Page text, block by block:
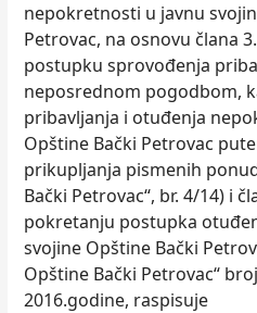
nepokretnosti u javnu
Petrovac, na osnovu člana
postupku sprovođenja
neposrednom pogodbom,
pribavlјanja i otuđenja
Opštine Bački Petrovac
prikuplјanja pismenih
Bački Petrovac“, br. 4/14) i
pokretanju postupka
svojine Opštine Bački
Opštine Bački Petrovac“
2016.godine, raspisuje